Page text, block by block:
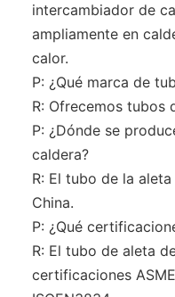
intercambiador de
ampliamente en
calor.
P: ¿Qué marca de
R: Ofrecemos tubos
P: ¿Dónde se
caldera?
R: El tubo de la
China.
P: ¿Qué
R: El tubo de aleta
certificaciones